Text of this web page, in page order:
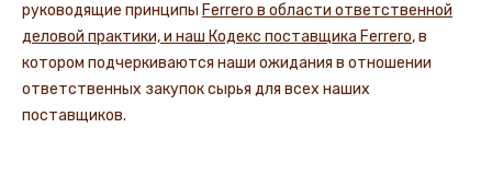
руководящие принципы Ferrero в области ответственной
деловой практики, и наш Кодекс поставщика Ferrero, в
котором подчеркиваются наши ожидания в отношении
ответственных закупок сырья для всех наших
поставщиков.